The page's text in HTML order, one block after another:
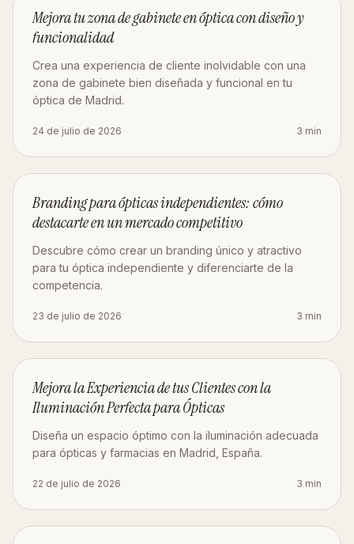
Mejora tu zona de gabinete en óptica con diseño y
funcionalidad
Crea una experiencia de cliente inolvidable con una
zona de gabinete bien diseñada y funcional en tu
óptica de Madrid.
24 de julio de 2026 3 min
Branding para ópticas independientes: cómo
destacarte en un mercado competitivo
Descubre cómo crear un branding único y atractivo
para tu óptica independiente y diferenciarte de la
competencia.
23 de julio de 2026 3 min
Mejora la Experiencia de tus Clientes con la
Iluminación Perfecta para Ópticas
Diseña un espacio óptimo con la iluminación adecuada
para ópticas y farmacias en Madrid, España.
22 de julio de 2026 3 min